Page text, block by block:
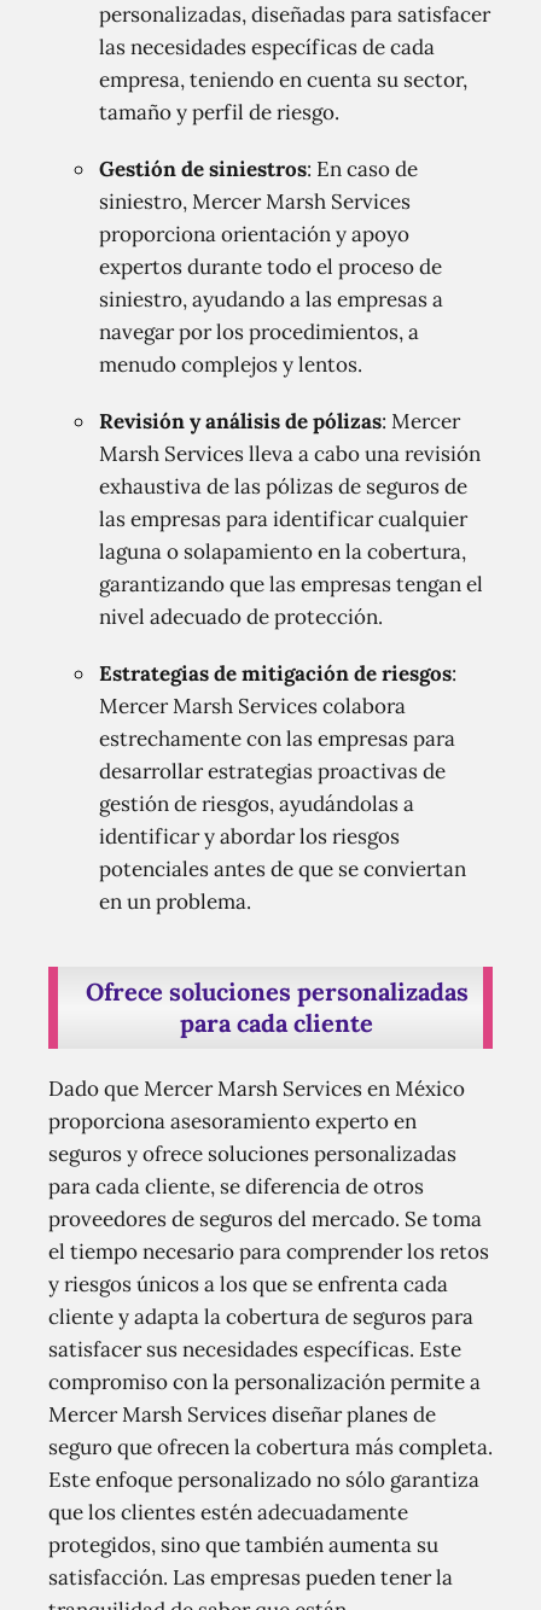
personalizadas, diseñadas para satisfacer
las necesidades específicas de cada
empresa, teniendo en cuenta su sector,
tamaño y perfil de riesgo.
Gestión de siniestros: En caso de
siniestro, Mercer Marsh Services
proporciona orientación y apoyo
expertos durante todo el proceso de
siniestro, ayudando a las empresas a
navegar por los procedimientos, a
menudo complejos y lentos.
Revisión y análisis de pólizas: Mercer
Marsh Services lleva a cabo una revisión
exhaustiva de las pólizas de seguros de
las empresas para identificar cualquier
laguna o solapamiento en la cobertura,
garantizando que las empresas tengan el
nivel adecuado de protección.
Estrategias de mitigación de riesgos:
Mercer Marsh Services colabora
estrechamente con las empresas para
desarrollar estrategias proactivas de
gestión de riesgos, ayudándolas a
identificar y abordar los riesgos
potenciales antes de que se conviertan
en un problema.
Ofrece soluciones personalizadas
para cada cliente
Dado que Mercer Marsh Services en México
proporciona asesoramiento experto en
seguros y ofrece soluciones personalizadas
para cada cliente, se diferencia de otros
proveedores de seguros del mercado. Se toma
el tiempo necesario para comprender los retos
y riesgos únicos a los que se enfrenta cada
cliente y adapta la cobertura de seguros para
satisfacer sus necesidades específicas. Este
compromiso con la personalización permite a
Mercer Marsh Services diseñar planes de
seguro que ofrecen la cobertura más completa.
Este enfoque personalizado no sólo garantiza
que los clientes estén adecuadamente
protegidos, sino que también aumenta su
satisfacción. Las empresas pueden tener la